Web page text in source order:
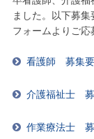
ました。以下募
フォームよりご応
看護師 募集
介護福祉士
作業療法士